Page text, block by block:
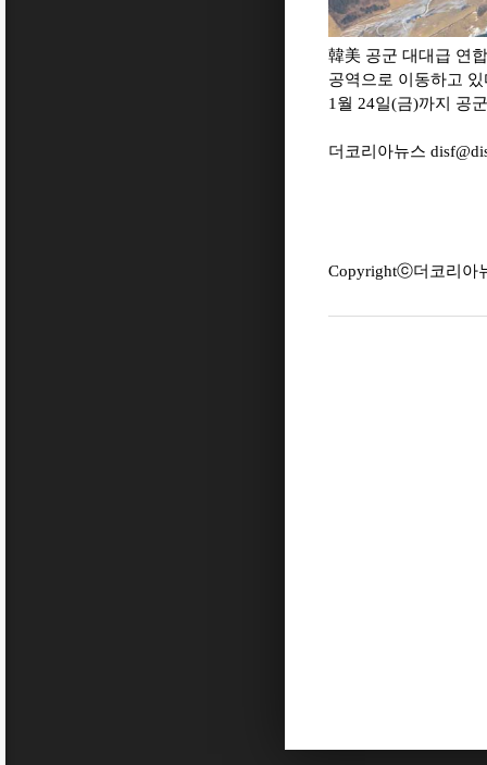
韓美 공군 대대급 연
공역으로 이동하고
1월 24일(금)까지 공
더코리아뉴스
Copyrightⓒ더코리아